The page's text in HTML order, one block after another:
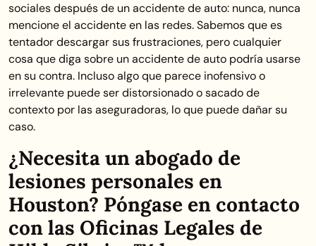
sociales después de un accidente de auto: nunca, nunca
mencione el accidente en las redes. Sabemos que es
tentador descargar sus frustraciones, pero cualquier
cosa que diga sobre un accidente de auto podría usarse
en su contra. Incluso algo que parece inofensivo o
irrelevante puede ser distorsionado o sacado de
contexto por las aseguradoras, lo que puede dañar su
caso.
¿Necesita un abogado de
lesiones personales en
Houston? Póngase en contacto
con las Oficinas Legales de